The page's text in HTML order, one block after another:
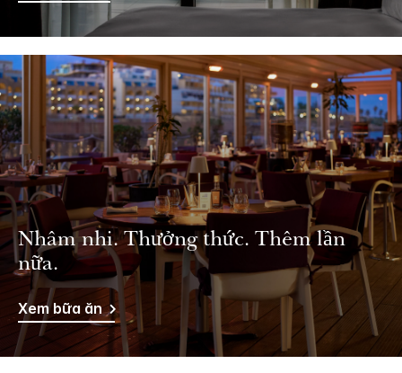
Nhâm nhi. Thưởng thức. Thêm lần
nữa.
Xem bữa ăn